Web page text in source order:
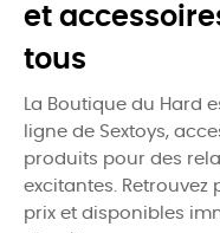
et
tous
La Boutique du Hard
ligne de Sextoys,
produits pour des
excitantes. Retrouvez
prix et disponibles